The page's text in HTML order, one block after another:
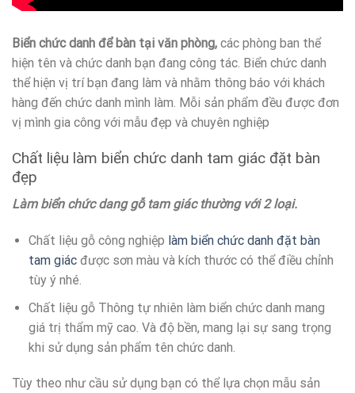
Biển chức danh để bàn tại văn phòng, các phòng ban thể
hiện tên và chức danh bạn đang công tác. Biển chức danh
thể hiện vị trí bạn đang làm và nhằm thông báo với khách
hàng đến chức danh mình làm. Mỗi sản phẩm đều được đơn
vị mình gia công với mẫu đẹp và chuyên nghiệp
Chất liệu làm biển chức danh tam giác đặt bàn
đẹp
Làm biển chức dang gỗ tam giác thường với 2 loại.
Chất liệu gỗ công nghiệp làm biển chức danh đặt bàn
tam giácđược sơn màu và kích thước có thể điều chỉnh
tùy ý nhé.
Chất liệu gỗ Thông tự nhiên làm biển chức danh mang
giá trị thẩm mỹ cao. Và độ bền, mang lại sự sang trọng
khi sử dụng sản phẩm tên chức danh.
Tùy theo như cầu sử dụng bạn có thể lựa chọn mẫu sản